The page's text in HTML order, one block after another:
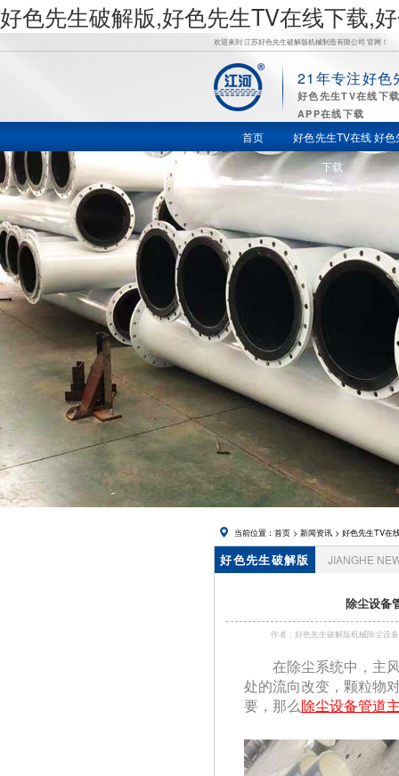
好色先生破解版,好色先生TV在线下载,
欢迎来到 江苏好色先生破解版机械制造有限公司 官网！
色先生TV
在线下载,
好色先生
苹果下载,
好色先生
视频APP
在线下载,
锅炉风帽
21年专注好色
好色先生TV在线下
APP在线下载
首页
好色先生TV在线
下载
好色
当前位置： 首页> 新闻资讯> 好色先生TV在
好色先生破解版
JIANGHE
除尘设备
作者：好色先生破解版机械除尘
在除尘系统中，
处的流向改变，颗粒
要，那么 除尘设备管道